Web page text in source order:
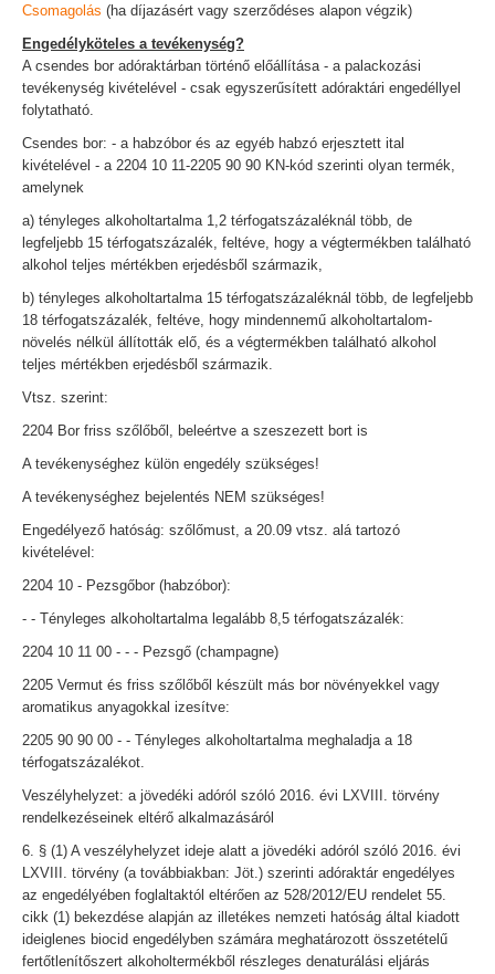
Csomagolás (ha díjazásért vagy szerződéses alapon végzik)
Engedélyköteles a tevékenység?
A csendes bor adóraktárban történő előállítása - a palackozási
tevékenység kivételével - csak egyszerűsített adóraktári engedéllyel
folytatható.
Csendes bor: - a habzóbor és az egyéb habzó erjesztett ital
kivételével - a 2204 10 11-2205 90 90 KN-kód szerinti olyan termék,
amelynek
a) tényleges alkoholtartalma 1,2 térfogatszázaléknál több, de
legfeljebb 15 térfogatszázalék, feltéve, hogy a végtermékben található
alkohol teljes mértékben erjedésből származik,
b) tényleges alkoholtartalma 15 térfogatszázaléknál több, de legfeljebb
18 térfogatszázalék, feltéve, hogy mindennemű alkoholtartalom-
növelés nélkül állították elő, és a végtermékben található alkohol
teljes mértékben erjedésből származik.
Vtsz. szerint:
2204 Bor friss szőlőből, beleértve a szeszezett bort is
A tevékenységhez külön engedély szükséges!
A tevékenységhez bejelentés NEM szükséges!
Engedélyező hatóság: szőlőmust, a 20.09 vtsz. alá tartozó
kivételével:
2204 10 - Pezsgőbor (habzóbor):
- - Tényleges alkoholtartalma legalább 8,5 térfogatszázalék:
2204 10 11 00 - - - Pezsgő (champagne)
2205 Vermut és friss szőlőből készült más bor növényekkel vagy
aromatikus anyagokkal izesítve:
2205 90 90 00 - - Tényleges alkoholtartalma meghaladja a 18
térfogatszázalékot.
Veszélyhelyzet: a jövedéki adóról szóló 2016. évi LXVIII. törvény
rendelkezéseinek eltérő alkalmazásáról
6. § (1) A veszélyhelyzet ideje alatt a jövedéki adóról szóló 2016. évi
LXVIII. törvény (a továbbiakban: Jöt.) szerinti adóraktár engedélyes
az engedélyében foglaltaktól eltérően az 528/2012/EU rendelet 55.
cikk (1) bekezdése alapján az illetékes nemzeti hatóság által kiadott
ideiglenes biocid engedélyben számára meghatározott összetételű
fertőtlenítőszert alkoholtermékből részleges denaturálási eljárás